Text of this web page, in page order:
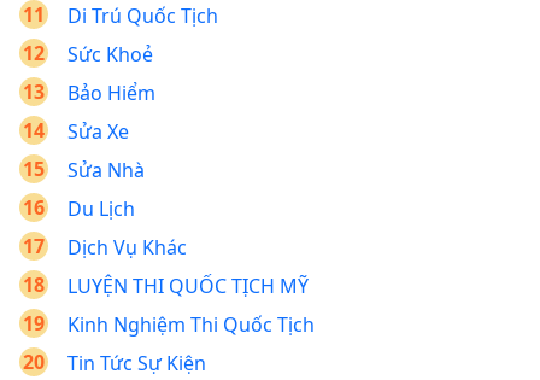
Di Trú Quốc Tịch
Sức Khoẻ
Bảo Hiểm
Sửa Xe
Sửa Nhà
Du Lịch
Dịch Vụ Khác
LUYỆN THI QUỐC TỊCH MỸ
Kinh Nghiệm Thi Quốc Tịch
Tin Tức Sự Kiện